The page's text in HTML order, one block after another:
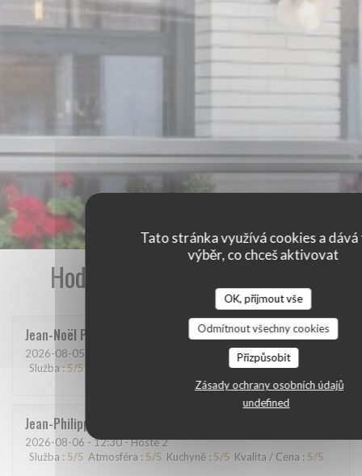
Tato stránka využívá cookies a dává
výběr, co chceš aktivovat
OK, přijmout vše
Odmítnout všechny cookies
Přizpůsobit
Zásady ochrany osobních údajů
undefined
Hodnocení našich zákazníků
Jean-Noël P
2026-08-05
Služba : 5/5 /5 Kvalita / Cena
Jean-Philippe
2026-08-06 - 12:30 - Hosté 2
Služba : 5/5 Atmosféra : 5/5 Kuchyně : 5/5 Kvalita / Cena : 5/5